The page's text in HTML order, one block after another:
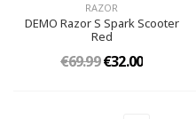
RAZOR
DEMO Razor S Spark Scooter
Red
€69.99€32.00